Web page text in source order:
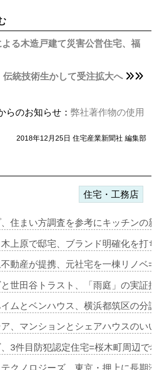
る木造戸建て災害公営住宅、福
伝統技術生かして受注拡大へ
らのお知らせ： 弊社著作物の使用
2018年12月25日 住宅産業新聞社 編集部
住宅・工務店
住まい方調査を参考にキッチン
上原で邸宅、ブランド明確化を
不動産が提携、元社宅を一棟リノ
世田谷トラスト、「雨庭」の実
ムとベンハウス、横浜都筑区の
、マンションとシェアハウスの
、3件目防犯認定住宅=桜木町周辺